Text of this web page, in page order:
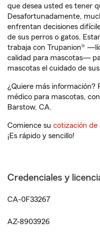
que desea usted es tener
Desafortunadamente,
enfrentan decisiones
de sus perros o gatos.
trabaja con Trupanion®
calidad para mascotas—
mascotas el cuidado de
¿Quiere más información?
médico para mascotas,
Barstow, CA.
Comience su cotización de
¡Es rápido y sencillo!
Credenciales y
CA-0F33267
AZ-8903926